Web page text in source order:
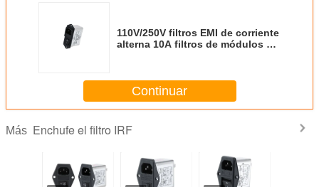
110V/250V filtros EMI de corriente
alterna 10A filtros de módulos de
Continuar
Más Enchufe el filtro IRF